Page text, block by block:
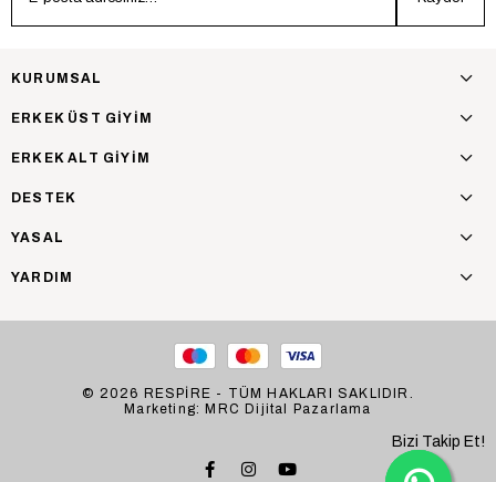
KURUMSAL
ERKEK ÜST GİYİM
ERKEK ALT GİYİM
DESTEK
YASAL
YARDIM
© 2026 RESPİRE - TÜM HAKLARI SAKLIDIR.
Marketing: MRC Dijital Pazarlama
Bizi Takip Et!